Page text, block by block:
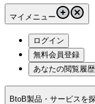
マイメニュー
ログイン
無料会員登録
あなたの閲覧履歴
BtoB製品・サービスを